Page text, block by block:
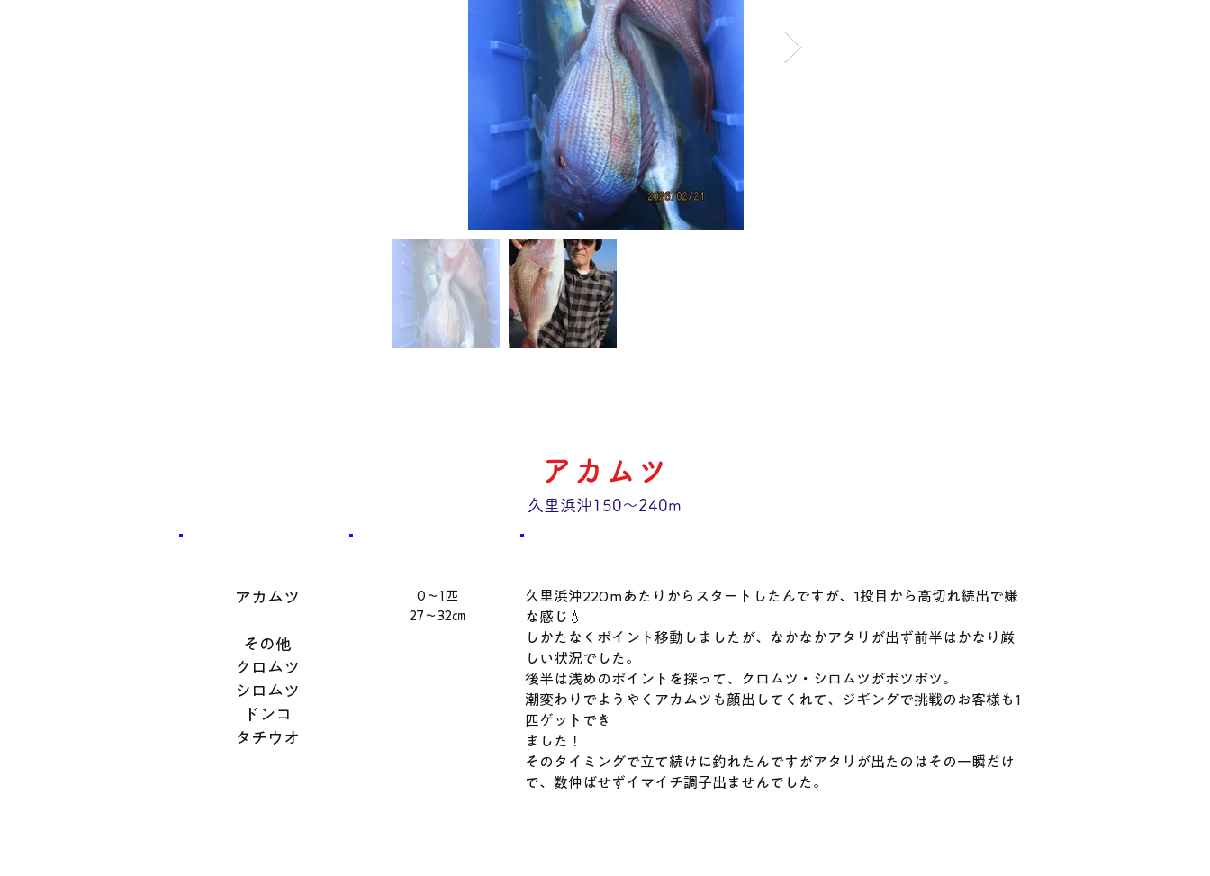
アカムツ
久里浜沖150～240m
アカムツ
その他
クロムツ
シロムツ
ドンコ
タチウオ
0～1匹
27～32㎝
久里浜沖220ｍあたりからスタートしたんですが、1投目から高切れ続出で嫌
な感じ💧
しかたなくポイント移動しましたが、なかなかアタリが出ず前半はかなり厳
しい状況でした。
後半は浅めのポイントを探って、クロムツ・シロムツがポツポツ。
潮変わりでようやくアカムツも顔出してくれて、ジギングで挑戦のお客様も1
匹ゲットでき
ました！
そのタイミングで立て続けに釣れたんですがアタリが出たのはその一瞬だけ
で、数伸ばせずイマイチ調子出ませんでした。